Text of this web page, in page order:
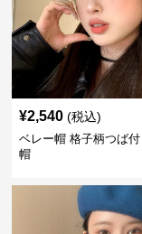
¥2,540 (税込)
ベレー帽 格子柄つば
帽